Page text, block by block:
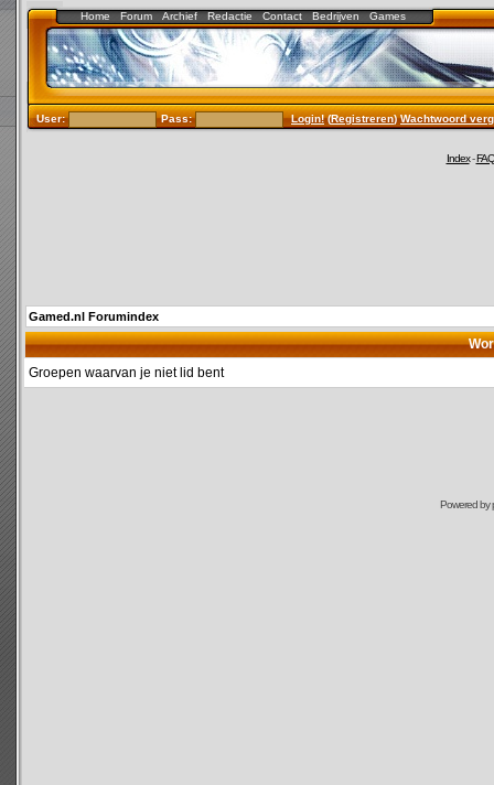
Home Forum Archief Redactie Contact Bedrijven Games
User: Pass: Login!(Registreren)Wachtwoord
Index-FAQ
Gamed.nl Forumindex
Groepen waarvan je niet lid bent
Powered by